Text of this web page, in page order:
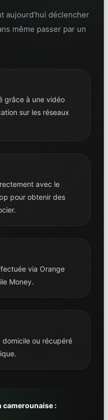
aujourd’hui déclencher
même passer par un
grâce à une vidéo
sur les réseaux
avec le
pour obtenir des
via Orange
Money.
ou récupéré
camerounaise :